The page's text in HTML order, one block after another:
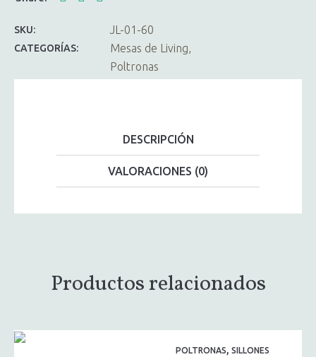
SKU: JL-01-60
CATEGORÍAS:
Mesas de Living
Poltronas
DESCRIPCIÓN
VALORACIONES (0)
Productos relacionados
POLTRONAS, SILLONES